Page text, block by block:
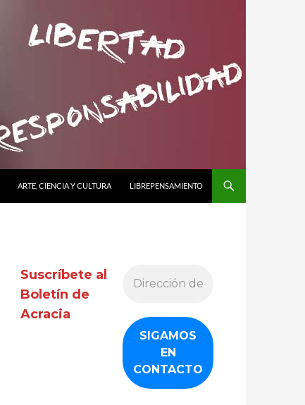
ARTE, CIENCIA Y CULTURA LIBREPENSAMIENTO
Suscríbete al
Boletín de
Acracia